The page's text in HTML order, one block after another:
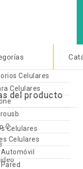
Celulares
Celulares
C
Celulares
del producto
Celulares